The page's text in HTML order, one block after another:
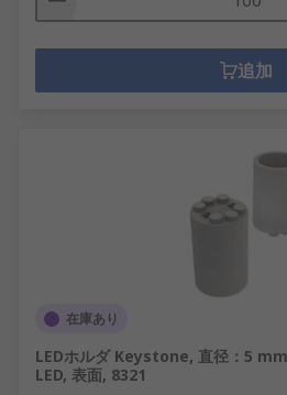
追加
在庫あり
LEDホルダ Keystone, 直径：5
LED, 表面, 8321